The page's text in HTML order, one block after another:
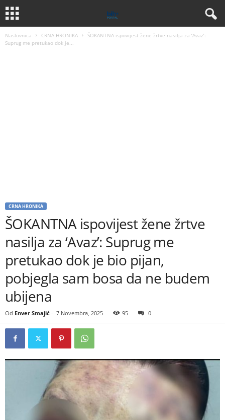
Naslovnica CRNA HRONIKA
ŠOKANTNA ispovijest žene žrtve nasilja za ‘Avaz’:
Suprug me pretukao dok je...
CRNA HRONIKA
ŠOKANTNA ispovijest žene žrtve
nasilja za ‘Avaz’: Suprug me
pretukao dok je bio pijan,
pobjegla sam bosa da ne budem
ubijena
Od Enver Smajić - 7 Novembra, 2025 95 0